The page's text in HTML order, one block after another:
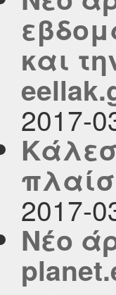
και
2017-
2017-
Νέο